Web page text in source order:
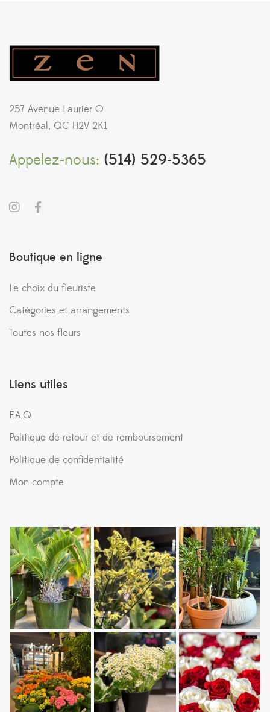
257 Avenue Laurier O
Montréal, QC H2V 2K1
Appelez-nous: (514) 529-5365
Boutique en ligne
Le choix du fleuriste
Catégories et arrangements
Toutes nos fleurs
Liens utiles
F.A.Q
Politique de retour et de remboursement
Politique de confidentialité
Mon compte